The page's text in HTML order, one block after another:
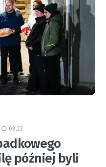
08:23
później byli